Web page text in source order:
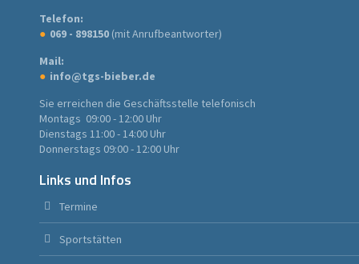
Telefon:
069 - 898150 (mit Anrufbeantworter)
Mail:
info@tgs-bieber.de
Sie erreichen die Geschäftsstelle telefonisch
Montags 09:00 - 12:00 Uhr
Dienstags 11:00 - 14:00 Uhr
Donnerstags 09:00 - 12:00 Uhr
Links und Infos
Termine
Sportstätten